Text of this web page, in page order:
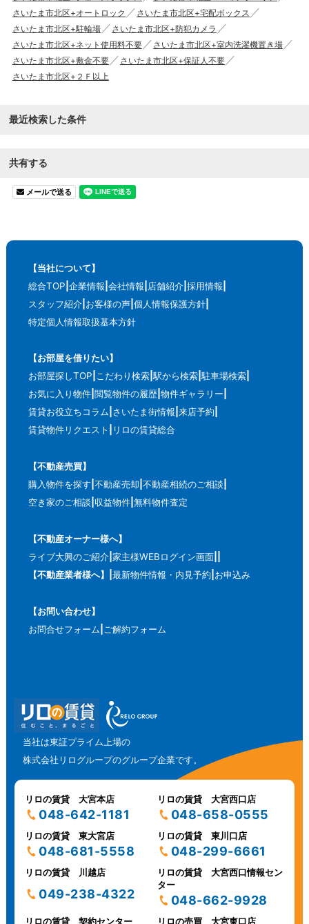
さいたま市北区+オートロック
さいたま市北区+宅配ボックス
さいたま市北区+駐輪場
さいたま市北区+防犯カメラ
さいたま市北区+ネット使用料不要
さいたま市北区+室内洗濯機置き場
さいたま市北区+敷金不要
さいたま市北区+保証人不要
さいたま市北区+２Ｆ以上
最近検索した条件
共有する
メールで送る
【当社について】
総合TOP 企業情報 会社情報 店舗紹介 採用情報
スタッフ紹介 お客様の声 個人情報保護方針
特定個人情報取扱基本方針
【お部屋を借りたい】
お部屋探しTOP こだわり検索 駅から検索 駐車場検索
お気に入り物件 閲覧物件の履歴 物件ギャラリー
賃貸お役立ちコラム さいたま街情報 来店予約
賃貸物件リクエスト
リロの賃貸総合
【不動産売買】
購入物件を探す 不動産売却 不動産相続のご相談
空き家のご相談 収益物件 無料物件査定
【不動産オーナー様へ】
ライブ大興のご紹介 家主様WEBログイン画面
【不動産業者様へ】
最新物件情報・内見予約 お申込み
【お問い合わせ】
お問合せフォーム ご解約フォーム
当社は東証プライム上場の
株式会社リログループのグループ企業です。
リロの賃貸 大宮本店
048-642-1181
リロの賃貸 大宮西口店
048-658-0555
リロの賃貸 東大宮店
048-681-5558
リロの賃貸 東川口店
048-299-6661
リロの賃貸 川越店
049-238-4322
リロの賃貸 大宮西口情報セン
ター
048-662-9928
リロの賃貸 契約センター リロの売買 大宮東口店